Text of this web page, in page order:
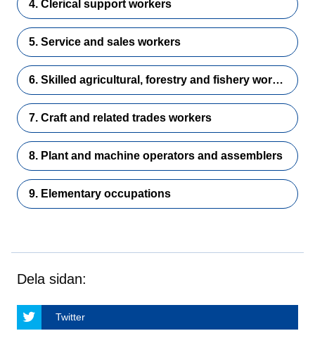
4. Clerical support workers
5. Service and sales workers
6. Skilled agricultural, forestry and fishery workers
7. Craft and related trades workers
8. Plant and machine operators and assemblers
9. Elementary occupations
Dela sidan:
Twitter